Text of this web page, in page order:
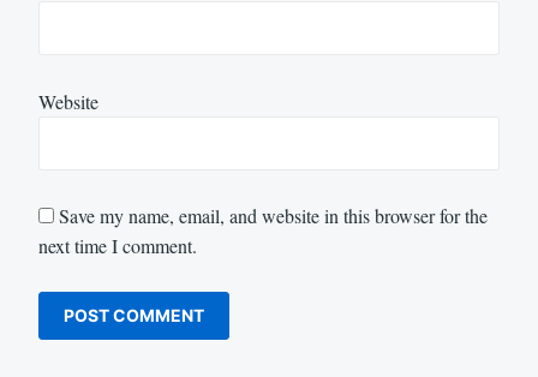
Website
Save my name, email, and website in this browser for the
next time I comment.